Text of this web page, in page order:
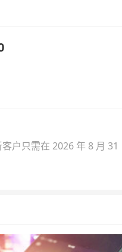
户只需在 2026 年 8 月 31